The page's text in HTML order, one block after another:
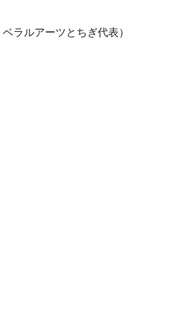
ラルアーツとちぎ代表）